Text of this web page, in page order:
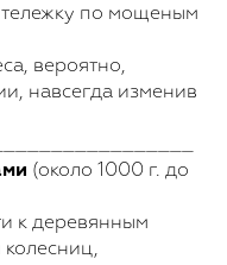
тележку по мощеным
вероятно,
навсегда изменив
(около 1000 г. до
к деревянным
колесниц,